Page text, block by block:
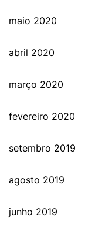
maio 2020
abril 2020
março 2020
fevereiro 2020
setembro 2019
agosto 2019
junho 2019